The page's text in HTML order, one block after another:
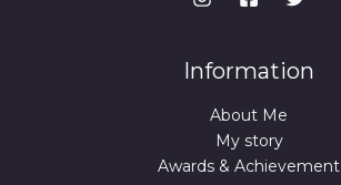
Information
About Me
My story
Awards & Achievement